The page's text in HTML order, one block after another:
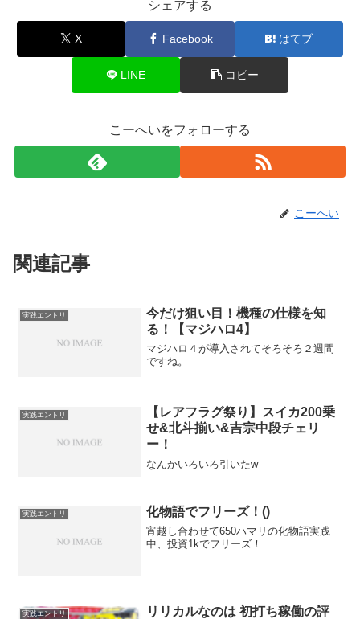
シェアする
X Facebook はてブ
LINE コピー
こーへいをフォローする
こーへい
関連記事
実践エントリ
今だけ狙い目！機種の仕様を知
る！【マジハロ4】
マジハロ４が導入されてそろそろ２週間
ですね。
実践エントリ
【レアフラグ祭り】スイカ200乗
せ&北斗揃い&吉宗中段チェリ
ー！
なんかいろいろ引いたw
実践エントリ 化物語でフリーズ！()
宵越し合わせて650ハマリの化物語実践
中、投資1kでフリーズ！
実践エントリ
リリカルなのは 初打ち稼働の評